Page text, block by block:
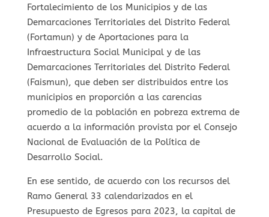
Fortalecimiento de los Municipios y de las
Demarcaciones Territoriales del Distrito Federal
(Fortamun) y de Aportaciones para la
Infraestructura Social Municipal y de las
Demarcaciones Territoriales del Distrito Federal
(Faismun), que deben ser distribuidos entre los
municipios en proporción a las carencias
promedio de la población en pobreza extrema de
acuerdo a la información provista por el Consejo
Nacional de Evaluación de la Política de
Desarrollo Social.
En ese sentido, de acuerdo con los recursos del
Ramo General 33 calendarizados en el
Presupuesto de Egresos para 2023, la capital de